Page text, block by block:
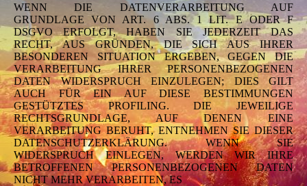
WENN DIE DATENVERARBEITUNG AUF
GRUNDLAGE VON ART. 6 ABS. 1 LIT. E ODER F
DSGVO ERFOLGT, HABEN SIE JEDERZEIT DAS
RECHT, AUS GRÜNDEN, DIE SICH AUS IHRER
BESONDEREN SITUATION ERGEBEN, GEGEN DIE
VERARBEITUNG IHRER PERSONENBEZOGENEN
DATEN WIDERSPRUCH EINZULEGEN; DIES GILT
AUCH FÜR EIN AUF DIESE BESTIMMUNGEN
GESTÜTZTES PROFILING. DIE JEWEILIGE
RECHTSGRUNDLAGE, AUF DENEN EINE
VERARBEITUNG BERUHT, ENTNEHMEN SIE DIESER
DATENSCHUTZERKLÄRUNG. WENN SIE
WIDERSPRUCH EINLEGEN, WERDEN WIR IHRE
BETROFFENEN PERSONENBEZOGENEN DATEN
NICHT MEHR VERARBEITEN, ES